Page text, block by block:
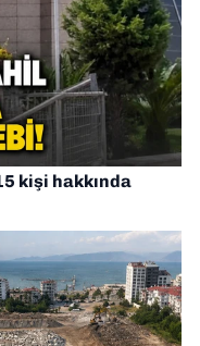
kişi hakkında